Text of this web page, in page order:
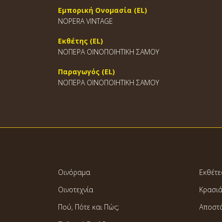
Εμπορική Ονομασία (EL)
NOPERA VINTAGE
Εκθέτης (EL)
ΝΟΠΕΡΑ ΟΙΝΟΠΟΙΗΤΙΚΗ ΣΑΜΟΥ
Παραγωγός (EL)
ΝΟΠΕΡΑ ΟΙΝΟΠΟΙΗΤΙΚΗ ΣΑΜΟΥ
Οινόραμα
Οινοτεχνία
Πού, Πότε και Πώς;
Κρασιά